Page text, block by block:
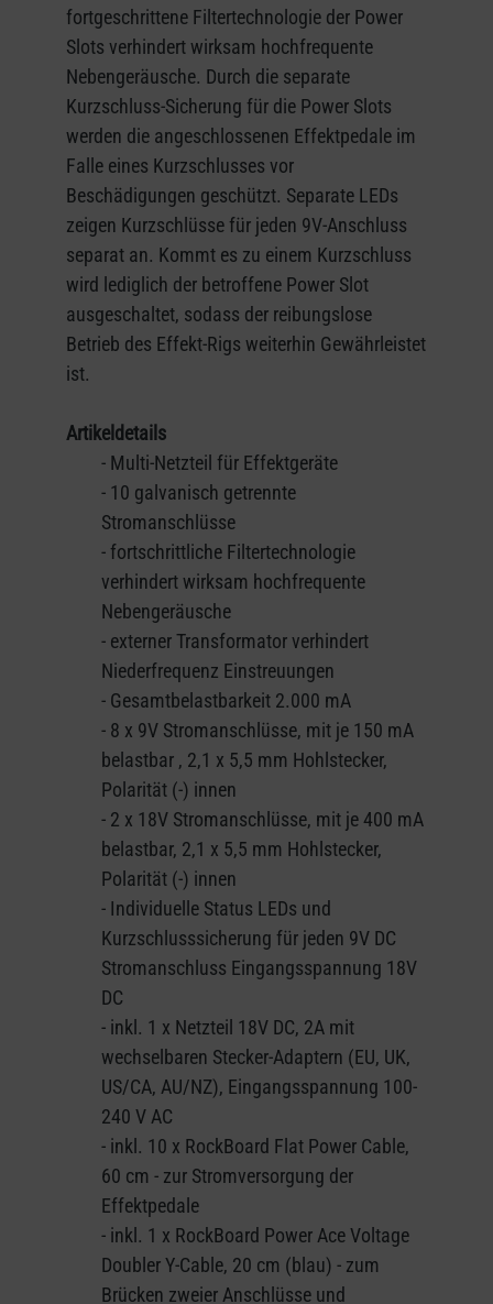
fortgeschrittene Filtertechnologie der Power
Slots verhindert wirksam hochfrequente
Nebengeräusche. Durch die separate
Kurzschluss-Sicherung für die Power Slots
werden die angeschlossenen Effektpedale im
Falle eines Kurzschlusses vor
Beschädigungen geschützt. Separate LEDs
zeigen Kurzschlüsse für jeden 9V-Anschluss
separat an. Kommt es zu einem Kurzschluss
wird lediglich der betroffene Power Slot
ausgeschaltet, sodass der reibungslose
Betrieb des Effekt-Rigs weiterhin Gewährleistet
ist.
Artikeldetails
- Multi-Netzteil für Effektgeräte
- 10 galvanisch getrennte
Stromanschlüsse
- fortschrittliche Filtertechnologie
verhindert wirksam hochfrequente
Nebengeräusche
- externer Transformator verhindert
Niederfrequenz Einstreuungen
- Gesamtbelastbarkeit 2.000 mA
- 8 x 9V Stromanschlüsse, mit je 150 mA
belastbar , 2,1 x 5,5 mm Hohlstecker,
Polarität (-) innen
- 2 x 18V Stromanschlüsse, mit je 400 mA
belastbar, 2,1 x 5,5 mm Hohlstecker,
Polarität (-) innen
- Individuelle Status LEDs und
Kurzschlusssicherung für jeden 9V DC
Stromanschluss Eingangsspannung 18V
DC
- inkl. 1 x Netzteil 18V DC, 2A mit
wechselbaren Stecker-Adaptern (EU, UK,
US/CA, AU/NZ), Eingangsspannung 100-
240 V AC
- inkl. 10 x RockBoard Flat Power Cable,
60 cm - zur Stromversorgung der
Effektpedale
- inkl. 1 x RockBoard Power Ace Voltage
Doubler Y-Cable, 20 cm (blau) - zum
Brücken zweier Anschlüsse und